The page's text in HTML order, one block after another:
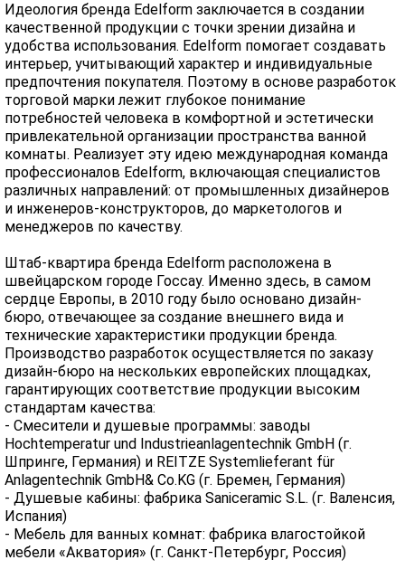
Идеология бренда Edelform заключается в создании
качественной продукции с точки зрении дизайна и
удобства использования. Edelform помогает создавать
интерьер, учитывающий характер и индивидуальные
предпочтения покупателя. Поэтому в основе разработок
торговой марки лежит глубокое понимание
потребностей человека в комфортной и эстетически
привлекательной организации пространства ванной
комнаты. Реализует эту идею международная команда
профессионалов Edelform, включающая специалистов
различных направлений: от промышленных дизайнеров
и инженеров-конструкторов, до маркетологов и
менеджеров по качеству.
Штаб-квартира бренда Edelform расположена в
швейцарском городе Госсау. Именно здесь, в самом
сердце Европы, в 2010 году было основано дизайн-
бюро, отвечающее за создание внешнего вида и
технические характеристики продукции бренда.
Производство разработок осуществляется по заказу
дизайн-бюро на нескольких европейских площадках,
гарантирующих соответствие продукции высоким
стандартам качества:
- Смесители и душевые программы: заводы
Hochtemperatur und Industrieanlagentechnik GmbH (г.
Шпринге, Германия) и REITZE Systemlieferant für
Anlagentechnik GmbH& Co.KG (г. Бремен, Германия)
- Душевые кабины: фабрика Saniceramic S.L. (г. Валенсия,
Испания)
- Мебель для ванных комнат: фабрика влагостойкой
мебели «Акватория» (г. Санкт-Петербург, Россия)